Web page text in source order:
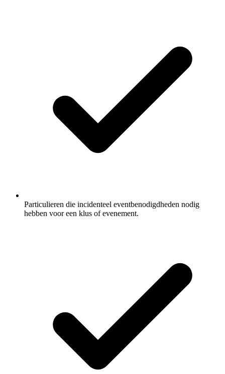
Particulieren die incidenteel eventbenodigdheden nodig
hebben voor een klus of evenement.